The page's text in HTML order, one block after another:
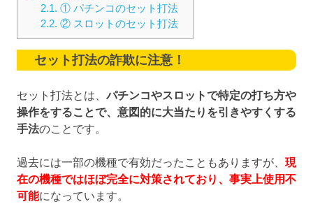
2.1. ① パチンコのセット打法
2.2. ② スロットのセット打法
セット打法の詐欺に注意！
セット打法とは、 パチンコやスロットで特定の打ち方や
操作をすることで、意図的に大当たりを引きやすくする
手法のことです。
過去には一部の機種で有効だったこともありますが、 現
在の機種ではほぼ完全に対策されており、事実上使用不
可能になっています。